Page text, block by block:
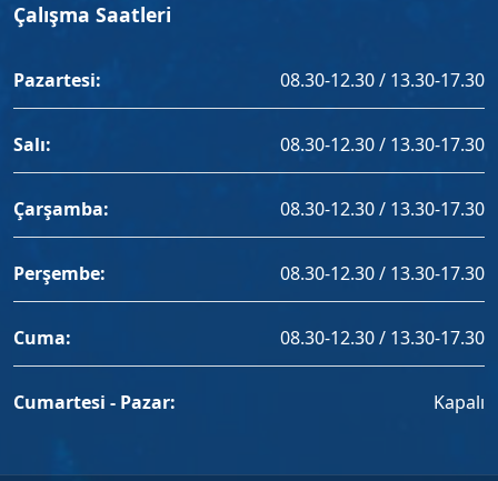
Çalışma Saatleri
Pazartesi: 08.30-12.30 / 13.30-17.30
Salı: 08.30-12.30 / 13.30-17.30
Çarşamba: 08.30-12.30 / 13.30-17.30
Perşembe: 08.30-12.30 / 13.30-17.30
Cuma: 08.30-12.30 / 13.30-17.30
Cumartesi - Pazar: Kapalı